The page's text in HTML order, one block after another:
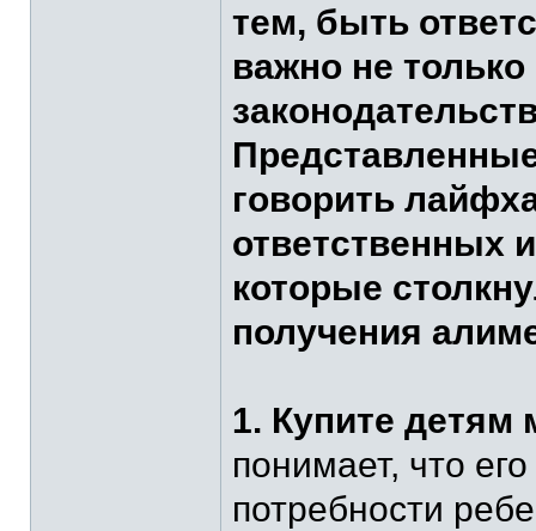
тем, быть
важно не
говорить
ответственных
которые
получения
1. Купите детям
понимает, что
потребности